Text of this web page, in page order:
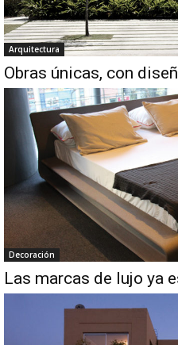
Arquitectura
Obras únicas, con
Decoración
Las marcas de lujo ya